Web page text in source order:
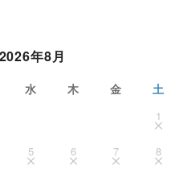
2026年8月
水 木 金 土
1
5 6 7 8